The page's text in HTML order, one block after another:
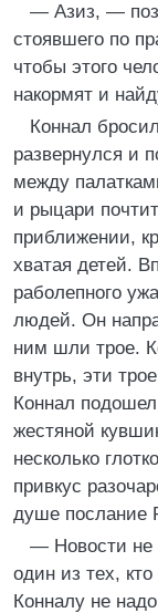
— Азиз, —
стоявшего по
чтобы этого
накормят и
Коннал
развернулся и
между
и рыцари
приближении,
хватая детей.
раболепного
людей. Он
ним шли трое.
внутрь, эти
Коннал
жестяной
несколько
привкус
душе послание
— Новости не
один из тех,
Конналу не